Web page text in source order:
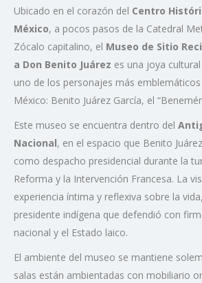
Ubicado en el corazón del Centro
México, a pocos pasos de la Catedral
Zócalo capitalino, el Museo de Sitio
a Don Benito Juárez es una joya
uno de los personajes más
México: Benito Juárez García, el
Este museo se encuentra dentro del
Nacional, en el espacio que Benito
como despacho presidencial durante la
Reforma y la Intervención Francesa. La
experiencia íntima y reflexiva sobre la
presidente indígena que defendió con
nacional y el Estado laico.
El ambiente del museo se mantiene
salas están ambientadas con mobiliario